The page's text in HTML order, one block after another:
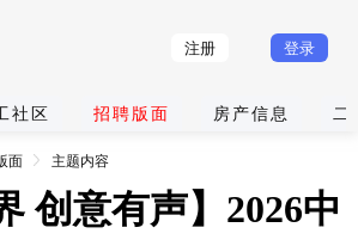
注册 登录
社区 招聘版面 房产信息 二
面 主题内容
创意有声】2026中